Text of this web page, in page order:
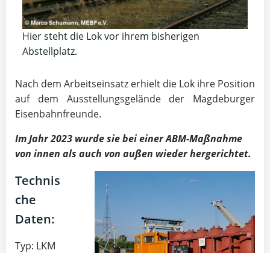
Hier steht die Lok vor ihrem bisherigen
Abstellplatz.
Nach dem Arbeitseinsatz erhielt die Lok ihre Position
auf dem Ausstellungsgelände der Magdeburger
Eisenbahnfreunde.
Im Jahr 2023 wurde sie bei einer ABM-Maßnahme
von innen als auch von außen wieder hergerichtet.
Technis
che
Daten:
Typ: LKM